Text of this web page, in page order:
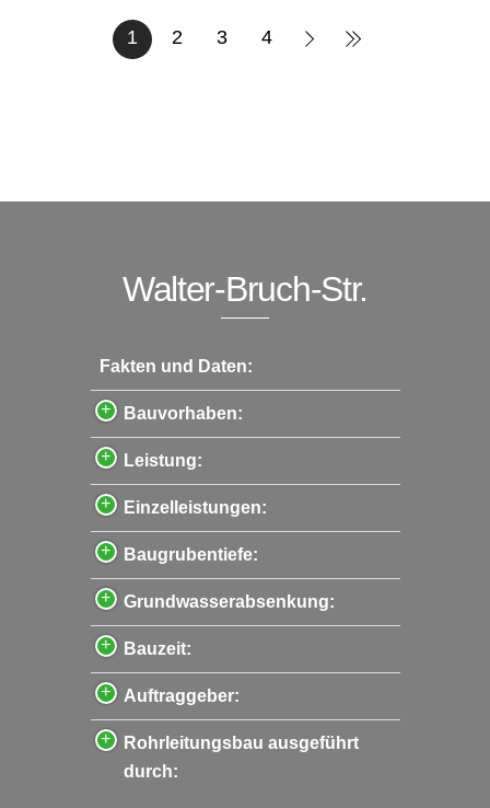
1 2 3 4
Walter-Bruch-Str.
Fakten und Daten:
Bauvorhaben:
Leistung:
Einzelleistungen:
Baugrubentiefe:
Grundwasserabsenkung:
Bauzeit:
Auftraggeber:
Rohrleitungsbau ausgeführt
durch: